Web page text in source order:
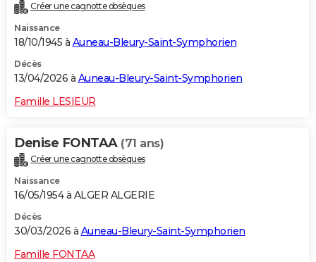
Créer une cagnotte obsèques
Naissance
18/10/1945 à Auneau-Bleury-Saint-Symphorien
Décès
13/04/2026 à Auneau-Bleury-Saint-Symphorien
Famille LESIEUR
Denise FONTAA (71 ans)
Créer une cagnotte obsèques
Naissance
16/05/1954 à ALGER ALGERIE
Décès
30/03/2026 à Auneau-Bleury-Saint-Symphorien
Famille FONTAA